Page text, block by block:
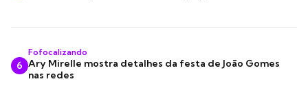
6
Fofocalizando
Ary Mirelle mostra detalhes da festa de João Gomes
nas redes